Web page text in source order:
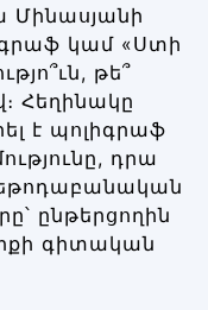
Մինասյանի
կամ «Ստի
թե՞
Հեղինակը
է պոլիգրաֆ
դրա
ընթերցողին
գիտական